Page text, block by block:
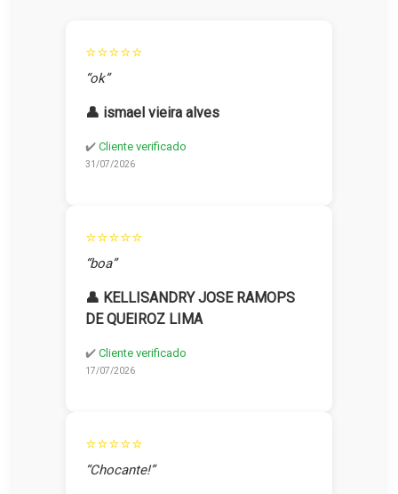
⭐⭐⭐⭐⭐
“ok”
👤 ismael vieira alves
✔️ Cliente verificado
31/07/2026
⭐⭐⭐⭐⭐
“boa”
👤 KELLISANDRY JOSE RAMOPS
DE QUEIROZ LIMA
✔️ Cliente verificado
17/07/2026
⭐⭐⭐⭐⭐
“Chocante!”